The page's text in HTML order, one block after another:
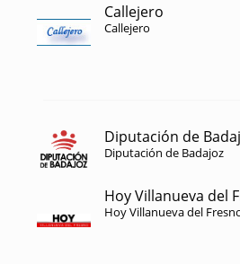
Callejero
Callejero
Diputación de
Diputación de Badajoz
Hoy Villanueva del
Hoy Villanueva del